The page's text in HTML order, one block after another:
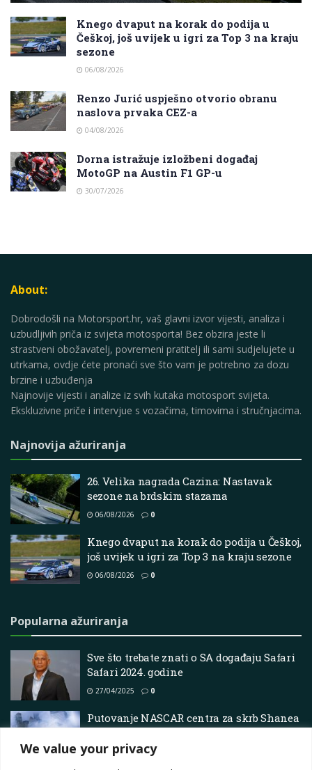
We value your privacy
Knego dvaput na korak do podija u
Češkoj, još uvijek u igri za Top 3 na kraju
sezone
06/08/2026
Renzo Jurić uspješno otvorio obranu
naslova prvaka CEZ-a
04/08/2026
Dorna istražuje izložbeni događaj
MotoGP na Austin F1 GP-u
30/07/2026
About:
Dobrodošli na Motorsport.hr, vaš glavni izvor vijesti, analiza i
uzbudljivih priča iz svijeta motosporta! Bez obzira jeste li
strastveni obožavatelj, povremeni pratitelj ili sami sudjelujete u
utrkama, ovdje ćete pronaći sve što vam je potrebno za dozu
brzine i uzbuđenja
Najnovije vijesti i analize iz svih kutaka motosport svijeta.
Ekskluzivne priče i intervjue s vozačima, timovima i stručnjacima.
Najnovija ažuriranja
26. Velika nagrada Cazina: Nastavak
sezone na brdskim stazama
06/08/2026 0
Knego dvaput na korak do podija u Češkoj,
još uvijek u igri za Top 3 na kraju sezone
06/08/2026 0
Popularna ažuriranja
Sve što trebate znati o SA događaju Safari
Safari 2024. godine
27/04/2025 0
Putovanje NASCAR centra za skrb Shanea
Van Gisbergena između pobjeda u
Chicagu